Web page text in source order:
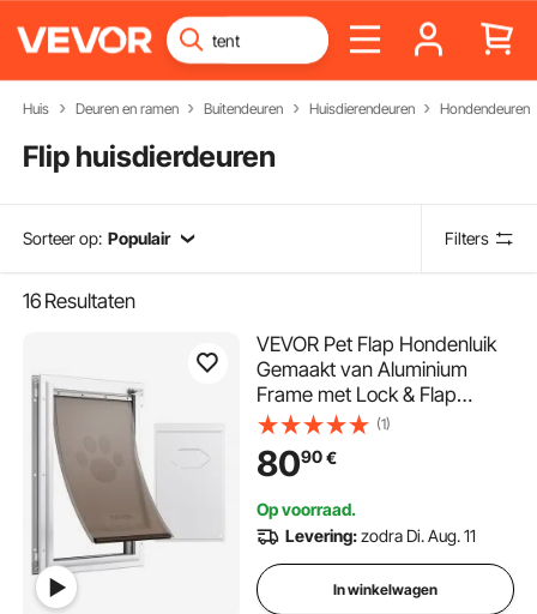
Huis Deuren en ramen Buitendeuren Huisdierendeuren Hondendeuren
Flip huisdierdeuren
Sorteer op: Populair Filters
16 Resultaten
VEVOR Pet Flap Hondenluik
Gemaakt van Aluminium
Frame met Lock & Flap
Systeem 346,1 x 600 mm,
Weerbestendig Hondenluik
Huisdierdeur Geschikt voor
XL) Eenvoudige Installatie
(1)
8090€
Op voorraad.
Levering:zodra Di. Aug. 11
In winkelwagen